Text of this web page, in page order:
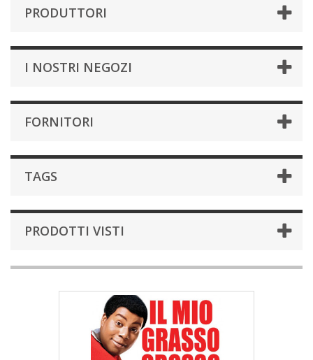
PRODUTTORI
I NOSTRI NEGOZI
FORNITORI
TAGS
PRODOTTI VISTI